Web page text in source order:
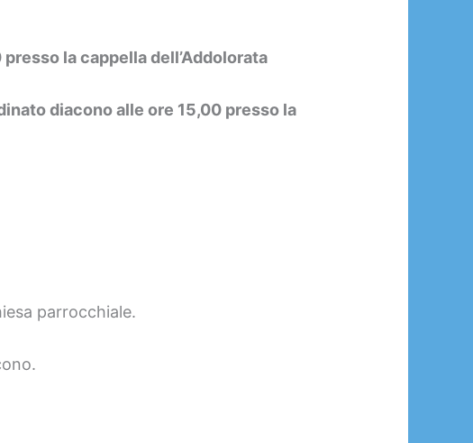
la cappella dell’Addolorata
diacono alle ore 15,00 presso la
parrocchiale.